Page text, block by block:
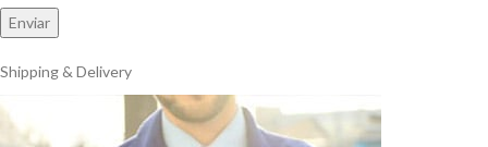
Shipping & Delivery